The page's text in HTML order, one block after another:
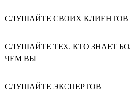
СЛУШАЙТЕ СВОИХ КЛИЕНТОВ
СЛУШАЙТЕ ТЕХ, КТО ЗНАЕТ
ЧЕМ ВЫ
СЛУШАЙТЕ ЭКСПЕРТОВ